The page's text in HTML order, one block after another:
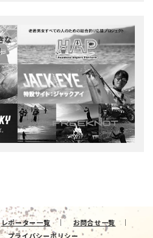
レポーター一覧
お問合せ一覧
プライバシーポリシー